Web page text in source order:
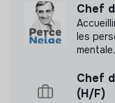
· Produire des
DSI / direction.
Support de niveau
· Être le référent
les équipes
Labels et
Cette structure
communiquer
Chef
les
Chef
(H/F)